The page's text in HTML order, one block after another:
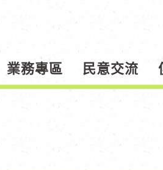
業務專區 民意交流